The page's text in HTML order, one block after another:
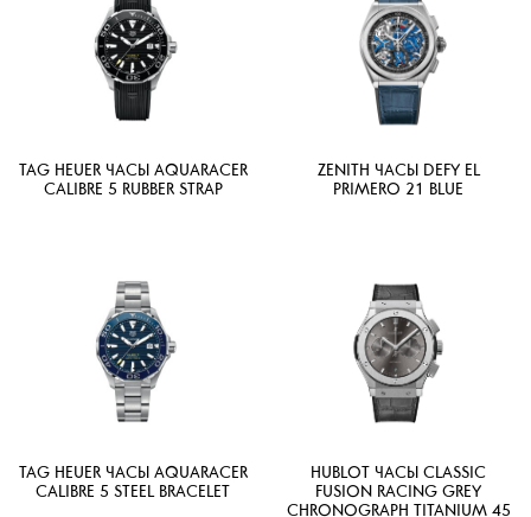
TAG HEUER ЧАСЫ AQUARACER
CALIBRE 5 RUBBER STRAP
ZENITH ЧАСЫ DEFY EL
PRIMERO 21 BLUE
TAG HEUER ЧАСЫ AQUARACER
CALIBRE 5 STEEL BRACELET
HUBLOT ЧАСЫ CLASSIC
FUSION RACING GREY
CHRONOGRAPH TITANIUM 45